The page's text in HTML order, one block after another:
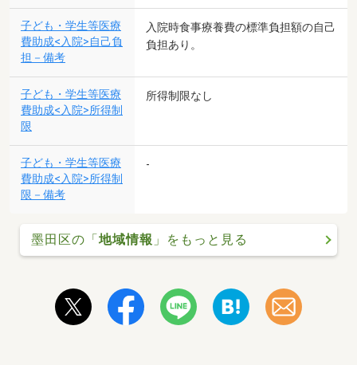
子ども・学生等医療
費助成<入院>自己負
担－備考
入院時食事療養費の標準負担額の自己
負担あり。
子ども・学生等医療
費助成<入院>所得制
限
所得制限なし
子ども・学生等医療
費助成<入院>所得制
限－備考
-
墨田区の「 地域情報 」をもっと見る